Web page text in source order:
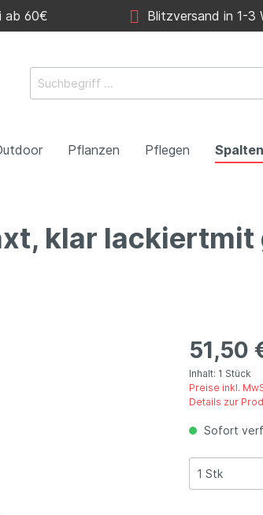
ab 60€ Blitzversand in 1-3
Pflanzen Pflegen
klar lackiertmit
51,50
Inhalt: 1 Stück
Preise inkl.
Details zur
Sofort